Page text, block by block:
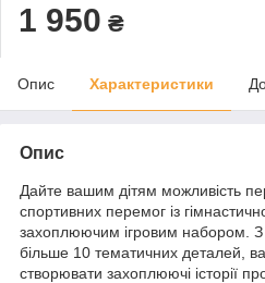
1 950 ₴
Опис Характеристики
Опис
Дайте вашим дітям можливість
спортивних перемог із
захоплюючим ігровим набором.
більше 10 тематичних деталей,
створювати захоплюючі історії